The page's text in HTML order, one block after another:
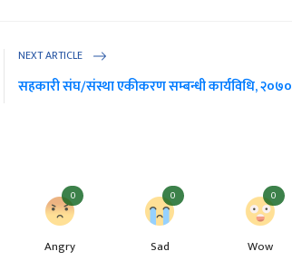
NEXT ARTICLE
सहकारी संघ/संस्था एकीकरण सम्बन्धी कार्यविधि, २०७०
0
Angry
0
Sad
0
Wow